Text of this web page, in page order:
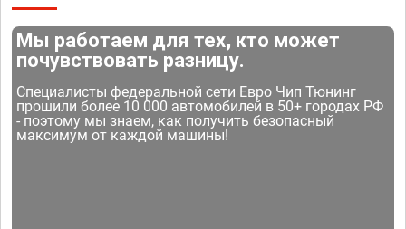
Мы работаем для тех, кто может
почувствовать разницу.
Специалисты федеральной сети Евро Чип Тюнинг
прошили более 10 000 автомобилей в 50+ городах РФ
- поэтому мы знаем, как получить безопасный
максимум от каждой машины!